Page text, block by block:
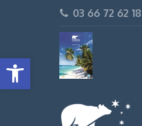
Ouvrir la barre d’outils
03 66 72 62 18